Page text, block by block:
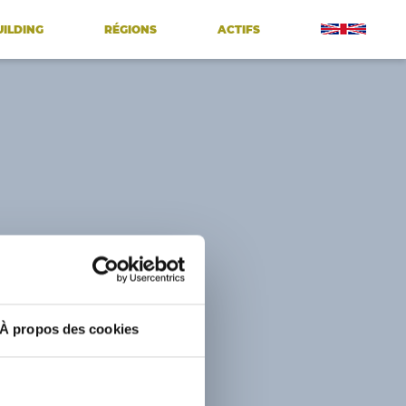
À propos des cookies
RÉGIONS ACTIFS